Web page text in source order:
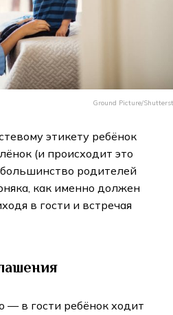
Ground Picture/
этикету ребёнок
(и происходит это
родителей
как именно должен
в гости и встречая
— в гости ребёнок ходит